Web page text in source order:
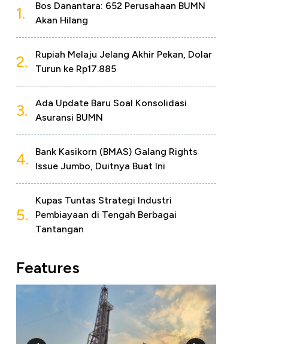
1.
Bos Danantara: 652 Perusahaan BUMN
Akan Hilang
2.
Rupiah Melaju Jelang Akhir Pekan, Dolar
Turun ke Rp17.885
3.
Ada Update Baru Soal Konsolidasi
Asuransi BUMN
4.
Bank Kasikorn (BMAS) Galang Rights
Issue Jumbo, Duitnya Buat Ini
5.
Kupas Tuntas Strategi Industri
Pembiayaan di Tengah Berbagai
Tantangan
Features